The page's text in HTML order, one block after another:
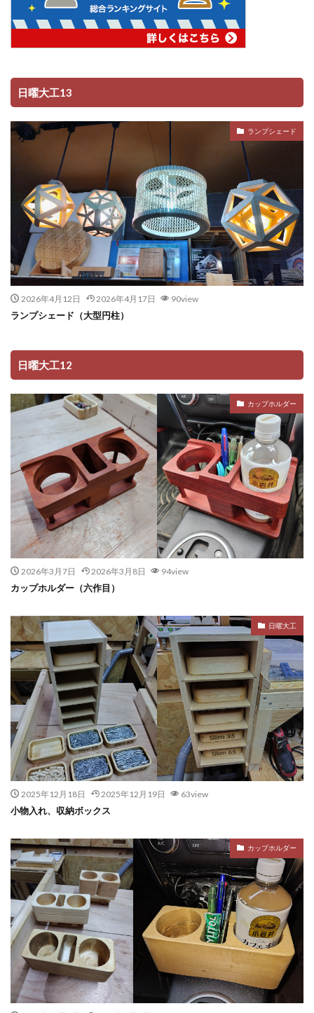
日曜大工13
ランプシェード
2026年4月12日 2026年4月17日 90view
ランプシェード（大型円柱）
日曜大工12
カップホルダー
2026年3月7日 2026年3月8日 94view
カップホルダー（六作目）
日曜大工
2025年12月18日 2025年12月19日 63view
小物入れ、収納ボックス
カップホルダー